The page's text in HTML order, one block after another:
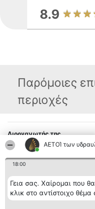
ΑΕΤΟΊ των
18:00
Γεια σας. Χαίρομαι που
κλικ στο αντίστοιχο θέμα
8.9
Παρόμοιες
περιοχές
Διοργανωτής της
κατάταξης
BEAUTIFUL COMPANY
ΤΗΛ. ΕΠΙΚΟΙΝΩΝΙΑΣ:
email:
aetoi@beautifulcompany.co